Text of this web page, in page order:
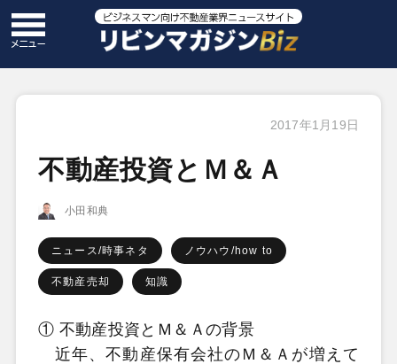
2017年1月19日
不動産投資とＭ＆Ａ
小田和典
ニュース/時事ネタ ノウハウ/how to
不動産売却 知識
① 不動産投資とＭ＆Ａの背景
近年、不動産保有会社のＭ＆Ａが増えて